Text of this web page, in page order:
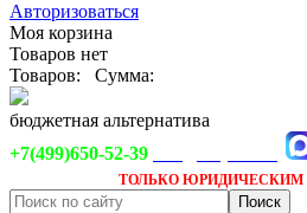
Авторизоваться
Моя корзина
Товаров нет
Товаров:
Сумма:
бюджетная альтернатива
+7(499)650-52-39
ТОЛЬКО ЮРИДИЧЕСКИМ